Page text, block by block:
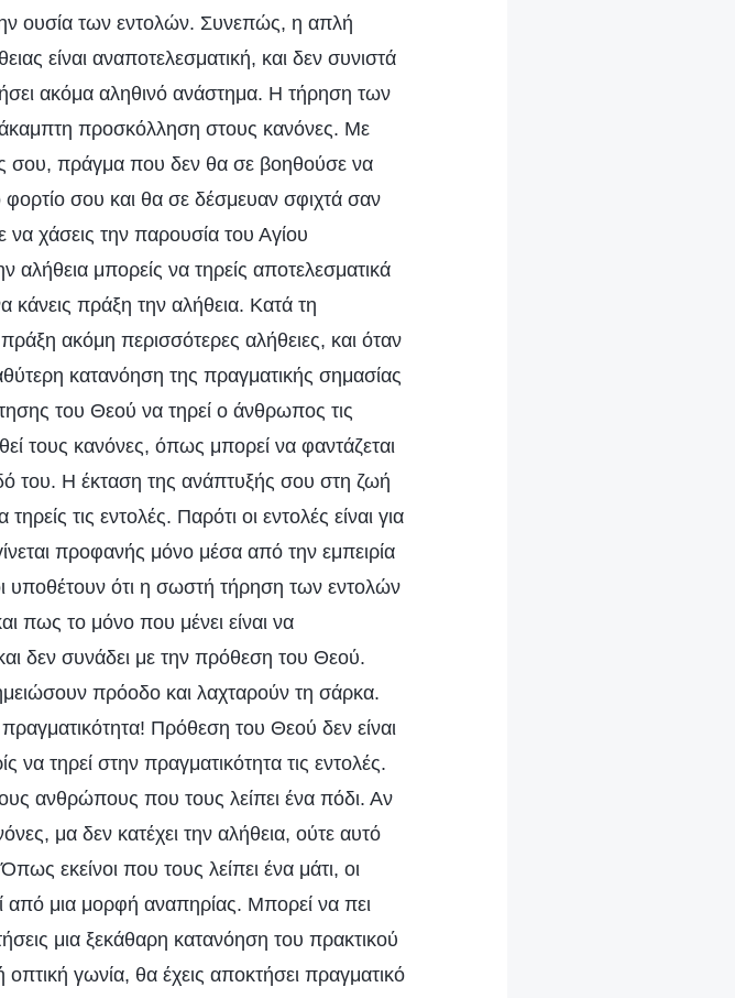
ουσία των εντολών. Συνεπώς, η απλή
είναι αναποτελεσματική, και δεν συνιστά
ακόμα αληθινό ανάστημα. Η τήρηση των
άκαμπτη προσκόλληση στους κανόνες. Με
σου, πράγμα που δεν θα σε βοηθούσε να
σου και θα σε δέσμευαν σφιχτά σαν
χάσεις την παρουσία του Αγίου
μπορείς να τηρείς αποτελεσματικά
κάνεις πράξη την αλήθεια. Κατά τη
ακόμη περισσότερες αλήθειες, και όταν
κατανόηση της πραγματικής σημασίας
του Θεού να τηρεί ο άνθρωπος τις
τους κανόνες, όπως μπορεί να φαντάζεται
του. Η έκταση της ανάπτυξής σου στη ζωή
τις εντολές. Παρότι οι εντολές είναι για
προφανής μόνο μέσα από την εμπειρία
ότι η σωστή τήρηση των εντολών
πως το μόνο που μένει είναι να
δεν συνάδει με την πρόθεση του Θεού.
πρόοδο και λαχταρούν τη σάρκα.
Πρόθεση του Θεού δεν είναι
τηρεί στην πραγματικότητα τις εντολές.
ανθρώπους που τους λείπει ένα πόδι. Αν
μα δεν κατέχει την αλήθεια, ούτε αυτό
εκείνοι που τους λείπει ένα μάτι, οι
μια μορφή αναπηρίας. Μπορεί να πει
μια ξεκάθαρη κατανόηση του πρακτικού
γωνία, θα έχεις αποκτήσει πραγματικό